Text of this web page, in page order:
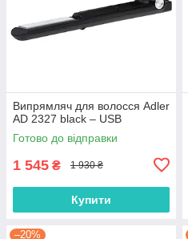
Випрямляч для волосся Adler
AD 2327 black – USB
Готово до відправки
1 545 ₴ 1 930 ₴
Купити
–20%